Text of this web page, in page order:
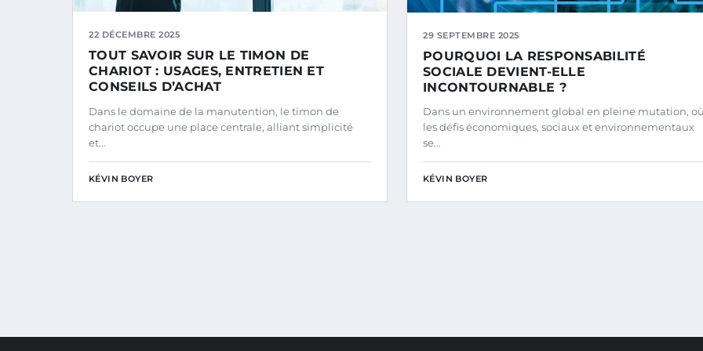
22 DÉCEMBRE 2025
TOUT SAVOIR SUR LE TIMON DE
CHARIOT : USAGES, ENTRETIEN ET
CONSEILS D’ACHAT
Dans le domaine de la manutention, le timon de
chariot occupe une place centrale, alliant simplicité
et…
KÉVIN BOYER
29 SEPTEMBRE 2025
POURQUOI LA RESPONSABILITÉ
SOCIALE DEVIENT-ELLE
INCONTOURNABLE ?
Dans un environnement global en pleine mutation,
les défis économiques, sociaux et environnementaux
se…
KÉVIN BOYER